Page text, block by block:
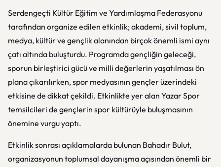
Serdengeçti Kültür Eğitim ve Yardımlaşma Federasyonu
tarafından organize edilen etkinlik; akademi, sivil toplum,
medya, kültür ve gençlik alanından birçok önemli ismi aynı
çatı altında buluşturdu. Programda gençliğin geleceği,
sporun birleştirici gücü ve milli değerlerin yaşatılması ön
plana çıkarılırken, spor medyasının gençler üzerindeki
etkisine de dikkat çekildi. Etkinlikte yer alan Yazar Spor
temsilcileri de gençlerin spor kültürüyle buluşmasının
önemine vurgu yaptı.
Etkinlik sonrası açıklamalarda bulunan Bahadır Bulut,
organizasyonun toplumsal dayanışma açısından önemli bir